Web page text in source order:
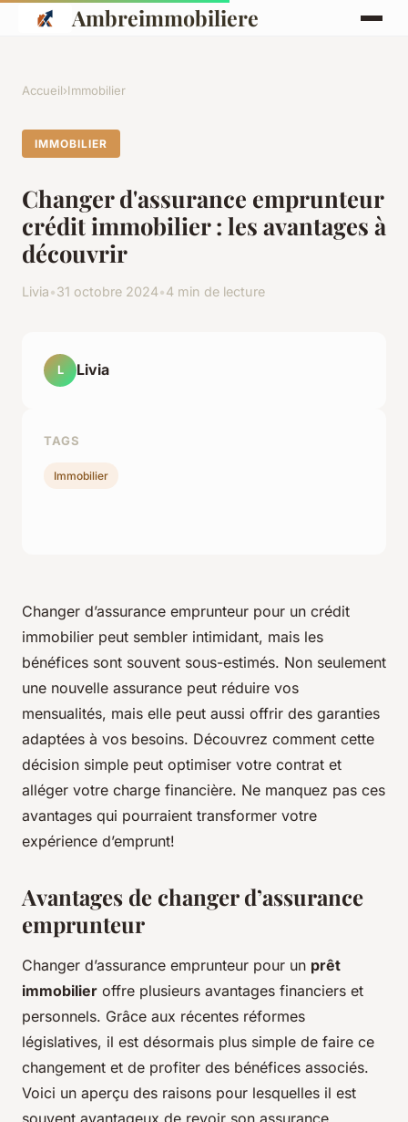
Ambreimmobiliere
Accueil›Immobilier
IMMOBILIER
Changer d'assurance emprunteur
crédit immobilier : les avantages à
découvrir
Livia•31 octobre 2024•4 min de lecture
Changer d’assurance emprunteur pour un crédit
immobilier peut sembler intimidant, mais les
bénéfices sont souvent sous-estimés. Non seulement
une nouvelle assurance peut réduire vos
mensualités, mais elle peut aussi offrir des garanties
adaptées à vos besoins. Découvrez comment cette
décision simple peut optimiser votre contrat et
alléger votre charge financière. Ne manquez pas ces
avantages qui pourraient transformer votre
expérience d’emprunt!
Avantages de changer d’assurance
emprunteur
Changer d’assurance emprunteur pour un prêt
immobilier offre plusieurs avantages financiers et
personnels. Grâce aux récentes réformes
législatives, il est désormais plus simple de faire ce
changement et de profiter des bénéfices associés.
Voici un aperçu des raisons pour lesquelles il est
L Livia
TAGS
Immobilier